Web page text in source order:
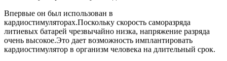
Впервые он был использован в
кардиостимуляторах.Поскольку скорость саморазряда
литиевых батарей чрезвычайно низка, напряжение разряда
очень высокое.Это дает возможность имплантировать
кардиостимулятор в организм человека на длительный срок.